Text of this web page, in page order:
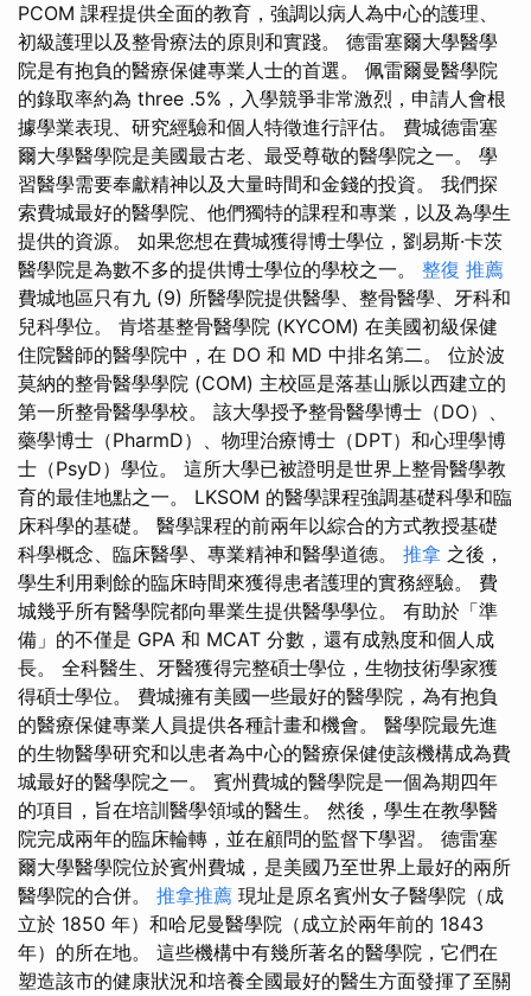
PCOM 課程提供全面的教育，強調以病人為中心的護理、
初級護理以及整骨療法的原則和實踐。 德雷塞爾大學醫學
院是有抱負的醫療保健專業人士的首選。 佩雷爾曼醫學院
的錄取率約為 three .5%，入學競爭非常激烈，申請人會根
據學業表現、研究經驗和個人特徵進行評估。 費城德雷塞
爾大學醫學院是美國最古老、最受尊敬的醫學院之一。 學
習醫學需要奉獻精神以及大量時間和金錢的投資。 我們探
索費城最好的醫學院、他們獨特的課程和專業，以及為學生
提供的資源。 如果您想在費城獲得博士學位，劉易斯·卡茨
醫學院是為數不多的提供博士學位的學校之一。 整復 推薦
費城地區只有九 (9) 所醫學院提供醫學、整骨醫學、牙科和
兒科學位。 肯塔基整骨醫學院 (KYCOM) 在美國初級保健
住院醫師的醫學院中，在 DO 和 MD 中排名第二。 位於波
莫納的整骨醫學學院 (COM) 主校區是落基山脈以西建立的
第一所整骨醫學學校。 該大學授予整骨醫學博士（DO）、
藥學博士（PharmD）、物理治療博士（DPT）和心理學博
士（PsyD）學位。 這所大學已被證明是世界上整骨醫學教
育的最佳地點之一。 LKSOM 的醫學課程強調基礎科學和臨
床科學的基礎。 醫學課程的前兩年以綜合的方式教授基礎
科學概念、臨床醫學、專業精神和醫學道德。 推拿 之後，
學生利用剩餘的臨床時間來獲得患者護理的實務經驗。 費
城幾乎所有醫學院都向畢業生提供醫學學位。 有助於「準
備」的不僅是 GPA 和 MCAT 分數，還有成熟度和個人成
長。 全科醫生、牙醫獲得完整碩士學位，生物技術學家獲
得碩士學位。 費城擁有美國一些最好的醫學院，為有抱負
的醫療保健專業人員提供各種計畫和機會。 醫學院最先進
的生物醫學研究和以患者為中心的醫療保健使該機構成為費
城最好的醫學院之一。 賓州費城的醫學院是一個為期四年
的項目，旨在培訓醫學領域的醫生。 然後，學生在教學醫
院完成兩年的臨床輪轉，並在顧問的監督下學習。 德雷塞
爾大學醫學院位於賓州費城，是美國乃至世界上最好的兩所
醫學院的合併。 推拿推薦 現址是原名賓州女子醫學院（成
立於 1850 年）和哈尼曼醫學院（成立於兩年前的 1843
年）的所在地。 這些機構中有幾所著名的醫學院，它們在
塑造該市的健康狀況和培養全國最好的醫生方面發揮了至關